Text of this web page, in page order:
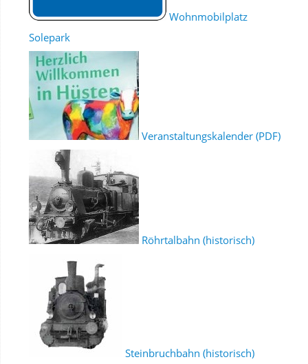
Wohnmobilplatz
Solepark
Veranstaltungskalender (PDF)
Röhrtalbahn (historisch)
Steinbruchbahn (historisch)